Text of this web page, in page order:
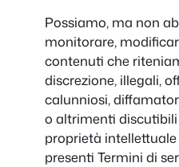
Possiamo, ma non
monitorare,
contenuti che
discrezione, illegali,
calunniosi,
o altrimenti
proprietà
presenti Termini di